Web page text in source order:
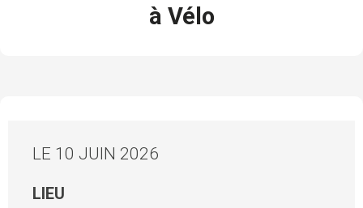
à Vélo
LE 10 JUIN 2026
LIEU